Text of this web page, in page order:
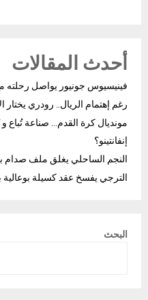
أحدث المقالات
فينيسيوس جونيور يواصل رحلته مع
رغم إهتمام الريال.. رودري يختار
مونديال كرة القدم… صناعة
إنفانتينو؟
النجم الساحلي يغلق ملف صدام
الترجي يفسخ عقد كسيلة بوعالية
البحث